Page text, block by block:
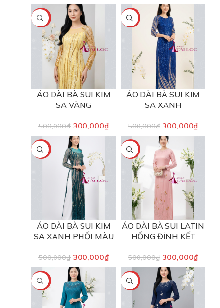
-40%
ÁO DÀI BÀ SUI KIM
SA VÀNG
500,000₫ 300,000₫
-40%
ÁO DÀI BÀ SUI KIM
SA XANH
500,000₫ 300,000₫
-40%
ÁO DÀI BÀ SUI KIM
SA XANH PHỐI MÀU
500,000₫ 300,000₫
-40%
ÁO DÀI BÀ SUI LATIN
HỒNG ĐÍNH KẾT
500,000₫ 300,000₫
-40% -40%